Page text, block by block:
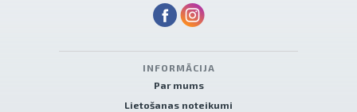
INFORMĀCIJA
Par mums
Lietošanas noteikumi